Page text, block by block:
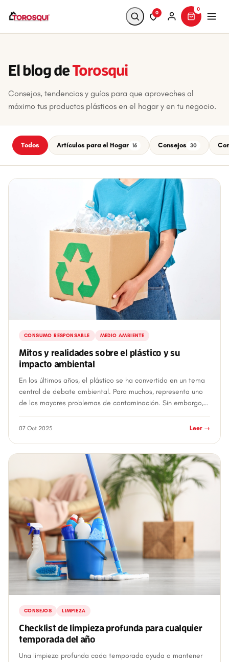
0
0
El blog deTorosqui
Consejos, tendencias y guías para que aproveches al
máximo tus productos plásticos en el hogar y en tu negocio.
Todos Artículos para el Hogar 16 Consejos 30
CONSUMO RESPONSABLE MEDIO AMBIENTE
Mitos y realidades sobre el plástico y su
impacto ambiental
En los últimos años, el plástico se ha convertido en un tema
central de debate ambiental. Para muchos, representa uno
de los mayores problemas de contaminación. Sin embargo,
gran parte de lo que se di...
07 Oct 2025 Leer →
CONSEJOS LIMPIEZA
Checklist de limpieza profunda para cualquier
temporada del año
Una limpieza profunda cada temporada ayuda a mantener